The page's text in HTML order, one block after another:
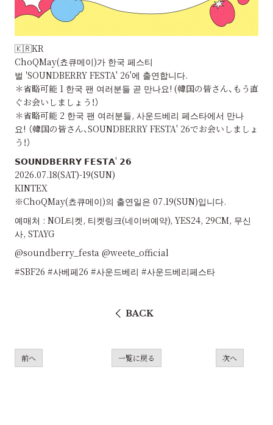
🇰🇷KR
ChoQMay(쵸큐메이)가 한국 페스티
벌 'SOUNDBERRY FESTA' 26'에 출연합니다.
＊省略可能 1 한국 팬 여러분들 곧 만나요! (韓国の皆さん、もう直
ぐお会いしましょう！）
＊省略可能 2 한국 팬 여러분들, 사운드베리 페스타에서 만나
요! （韓国の皆さん、SOUNDBERRY FESTA' 26でお会いしましょ
う！）
𝗦𝗢𝗨𝗡𝗗𝗕𝗘𝗥𝗥𝗬 𝗙𝗘𝗦𝗧𝗔' 𝟮𝟲
2026.07.18(SAT)-19(SUN)
KINTEX
※ChoQMay(쵸큐메이)의 출연일은 07.19(SUN)입니다.
예매처 : NOL티켓, 티켓링크(네이버예약), YES24, 29CM, 무신
사, STAYG
@soundberry_festa @weete_official
#SBF26 #사베페26 #사운드베리 #사운드베리페스타
BACK
前へ 一覧に戻る 次へ